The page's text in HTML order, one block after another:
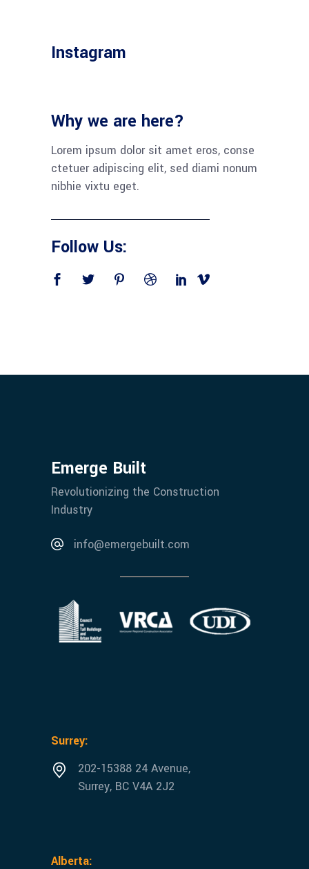
Instagram
Why we are here?
Lorem ipsum dolor sit amet eros, conse
ctetuer adipiscing elit, sed diami nonum
nibhie vixtu eget.
Follow Us:
Emerge Built
Revolutionizing the Construction
Industry
info@emergebuilt.com
Surrey:
202-15388 24 Avenue,
Surrey, BC V4A 2J2
Alberta: